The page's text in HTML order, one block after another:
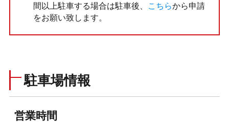
間以上駐車する場合は駐車後、
こちらから申請
をお願い致します。
駐車場情報
営業時間